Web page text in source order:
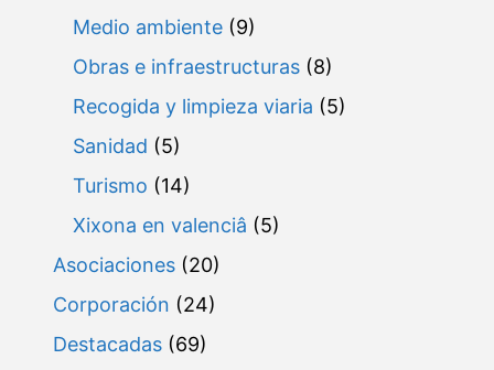
Medio ambiente (9)
Obras e infraestructuras (8)
Recogida y limpieza viaria (5)
Sanidad (5)
Turismo (14)
Xixona en valenciâ (5)
Asociaciones (20)
Corporación (24)
Destacadas (69)